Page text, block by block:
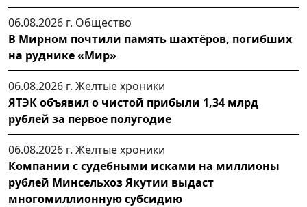
06.08.2026 г. Общество
В Мирном почтили память шахтёров, погибших
на руднике «Мир»
06.08.2026 г. Желтые хроники
ЯТЭК объявил о чистой прибыли 1,34 млрд
рублей за первое полугодие
06.08.2026 г. Желтые хроники
Компании с судебными исками на миллионы
рублей Минсельхоз Якутии выдаст
многомиллионную субсидию